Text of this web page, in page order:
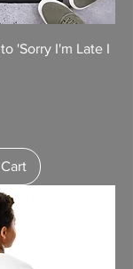
'Sorry I'm Late I